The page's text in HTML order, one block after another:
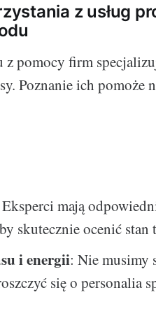
z usług
z pomocy firm
Poznanie ich pomoże
mają
skutecznie ocenić
i energii: Nie musimy
się o personalia